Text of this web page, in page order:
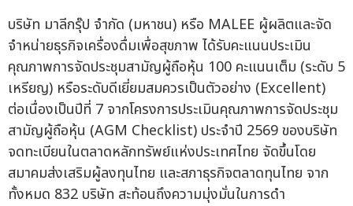
บริษัท มาลีกรุ๊ป จำกัด (มหาชน) หรือ MALEE ผู้ผลิตและจัด
จำหน่ายธุรกิจเครื่องดื่มเพื่อสุขภาพ ได้รับคะแนนประเมิน
คุณภาพการจัดประชุมสามัญผู้ถือหุ้น 100 คะแนนเต็ม (ระดับ 5
เหรียญ) หรือระดับดีเยี่ยมสมควรเป็นตัวอย่าง (Excellent)
ต่อเนื่องเป็นปีที่ 7 จากโครงการประเมินคุณภาพการจัดประชุม
สามัญผู้ถือหุ้น (AGM Checklist) ประจำปี 2569 ของบริษัท
จดทะเบียนในตลาดหลักทรัพย์แห่งประเทศไทย จัดขึ้นโดย
สมาคมส่งเสริมผู้ลงทุนไทย และสภาธุรกิจตลาดทุนไทย จาก
ทั้งหมด 832 บริษัท สะท้อนถึงความมุ่งมั่นในการดำ